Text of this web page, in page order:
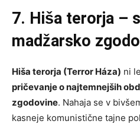
7. Hiša terorja –
madžarsko
Hiša terorja (Terror Háza) ni
pričevanje o najtemnejših
zgodovine. Nahaja se v
kasneje komunistične tajne